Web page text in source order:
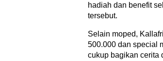
hadiah dan benefit
tersebut.
Selain moped,
500.000 dan special
cukup bagikan cerita